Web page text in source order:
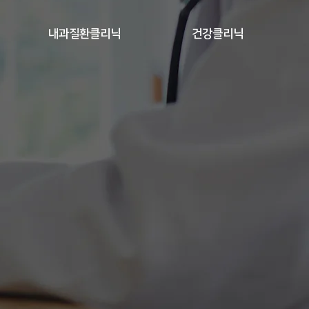
내과질환클리닉 건강클리닉